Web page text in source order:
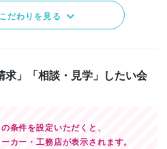
だわりを見る
求」「相談・見学」したい会
条件を設定いただくと、
カー・工務店が表示されます。